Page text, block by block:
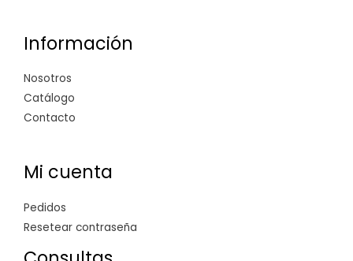
Información
Nosotros
Catálogo
Contacto
Mi cuenta
Pedidos
Resetear contraseña